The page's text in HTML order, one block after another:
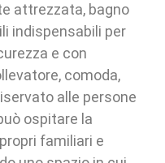
attrezzata, bagno
indispensabili per
e con
comoda,
alle persone
ospitare la
familiari e